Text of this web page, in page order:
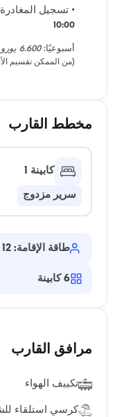
• تسجيل
10:00
أسبوعيًا:6.600 يورو - 8.400 يورو
(من الممكن تقسيم
مخطط القارب
كابينة 1
سرير مزدوج
طاقة الإقامة: 12 أشخاص
6 كابينة
مرافق القارب
تكييف الهواء
كرسي استلقاء